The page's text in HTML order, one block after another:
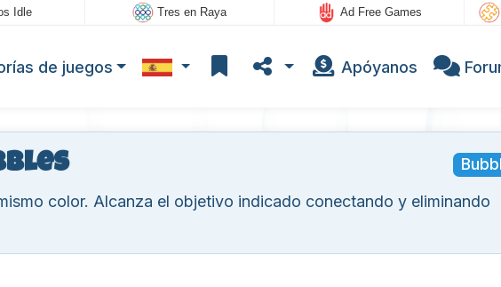
Idle Tres en Raya Ad Free Games
de juegos Apóyanos
color. Alcanza el objetivo indicado conectando y eliminando